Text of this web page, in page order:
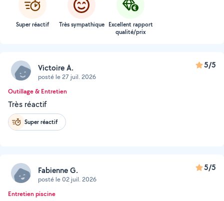
Super réactif Très sympathique Excellent rapport
qualité/prix
Victoire A.
posté le 27 juil. 2026
5/5
Outillage & Entretien
Très réactif
Super réactif
Fabienne G.
posté le 02 juil. 2026
5/5
Entretien piscine